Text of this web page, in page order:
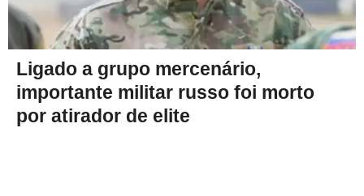
Ligado a grupo mercenário,
importante militar russo foi morto
por atirador de elite